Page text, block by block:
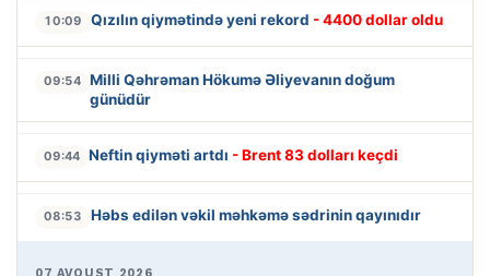
10:09 Qızılın qiymətində yeni rekord - 4400 dollar oldu
09:54 Milli Qəhrəman Hökumə Əliyevanın doğum
günüdür
09:44 Neftin qiyməti artdı - Brent 83 dolları keçdi
08:53 Həbs edilən vəkil məhkəmə sədrinin qayınıdır